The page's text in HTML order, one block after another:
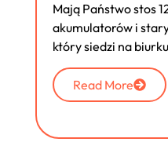
Mają Państwo stos
akumulatorów i
który siedzi na
Read More